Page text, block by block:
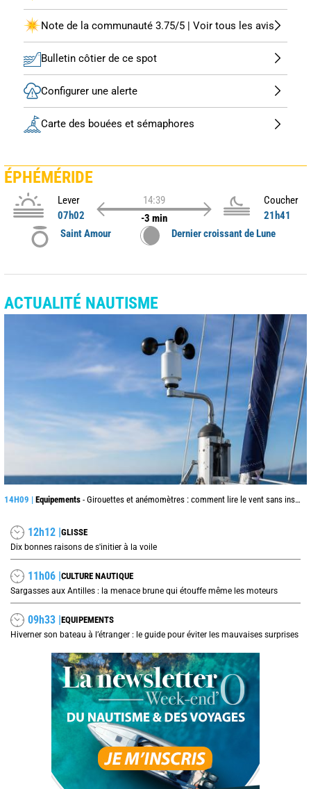
Note de la communauté 3.75/5 | Voir tous les avis
Bulletin côtier de ce spot
Configurer une alerte
Carte des bouées et sémaphores
ÉPHÉMÉRIDE
Lever
07h02
14:39
-3 min
Coucher
21h41
Saint Amour
Dernier croissant de Lune
ACTUALITÉ NAUTISME
14H09 | Equipements - Girouettes et anémomètres : comment lire le vent sans instrument connecté
12h12 |GLISSE
Dix bonnes raisons de s'initier à la voile
11h06 |CULTURE NAUTIQUE
Sargasses aux Antilles : la menace brune qui étouffe même les moteurs
09h33 |EQUIPEMENTS
Hiverner son bateau à l’étranger : le guide pour éviter les mauvaises surprises